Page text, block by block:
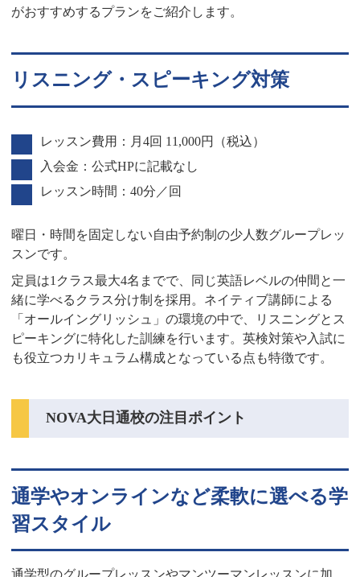
がおすすめするプランをご紹介します。
リスニング・スピーキング対策
レッスン費用：月4回 11,000円（税込）
入会金：公式HPに記載なし
レッスン時間：40分／回
曜日・時間を固定しない自由予約制の少人数グループレッ
スンです。
定員は1クラス最大4名までで、同じ英語レベルの仲間と一
緒に学べるクラス分け制を採用。ネイティブ講師による
「オールイングリッシュ」の環境の中で、リスニングとス
ピーキングに特化した訓練を行います。英検対策や入試に
も役立つカリキュラム構成となっている点も特徴です。
NOVA大日通校の注目ポイント
通学やオンラインなど柔軟に選べる学
習スタイル
通学型のグループレッスンやマンツーマンレッスンに加